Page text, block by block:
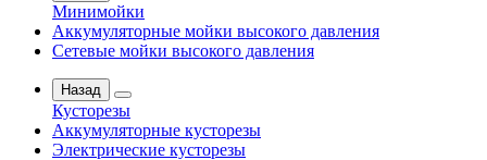
Минимойки
Аккумуляторные мойки высокого давления
Сетевые мойки высокого давления
Назад
Кусторезы
Аккумуляторные кусторезы
Электрические кусторезы